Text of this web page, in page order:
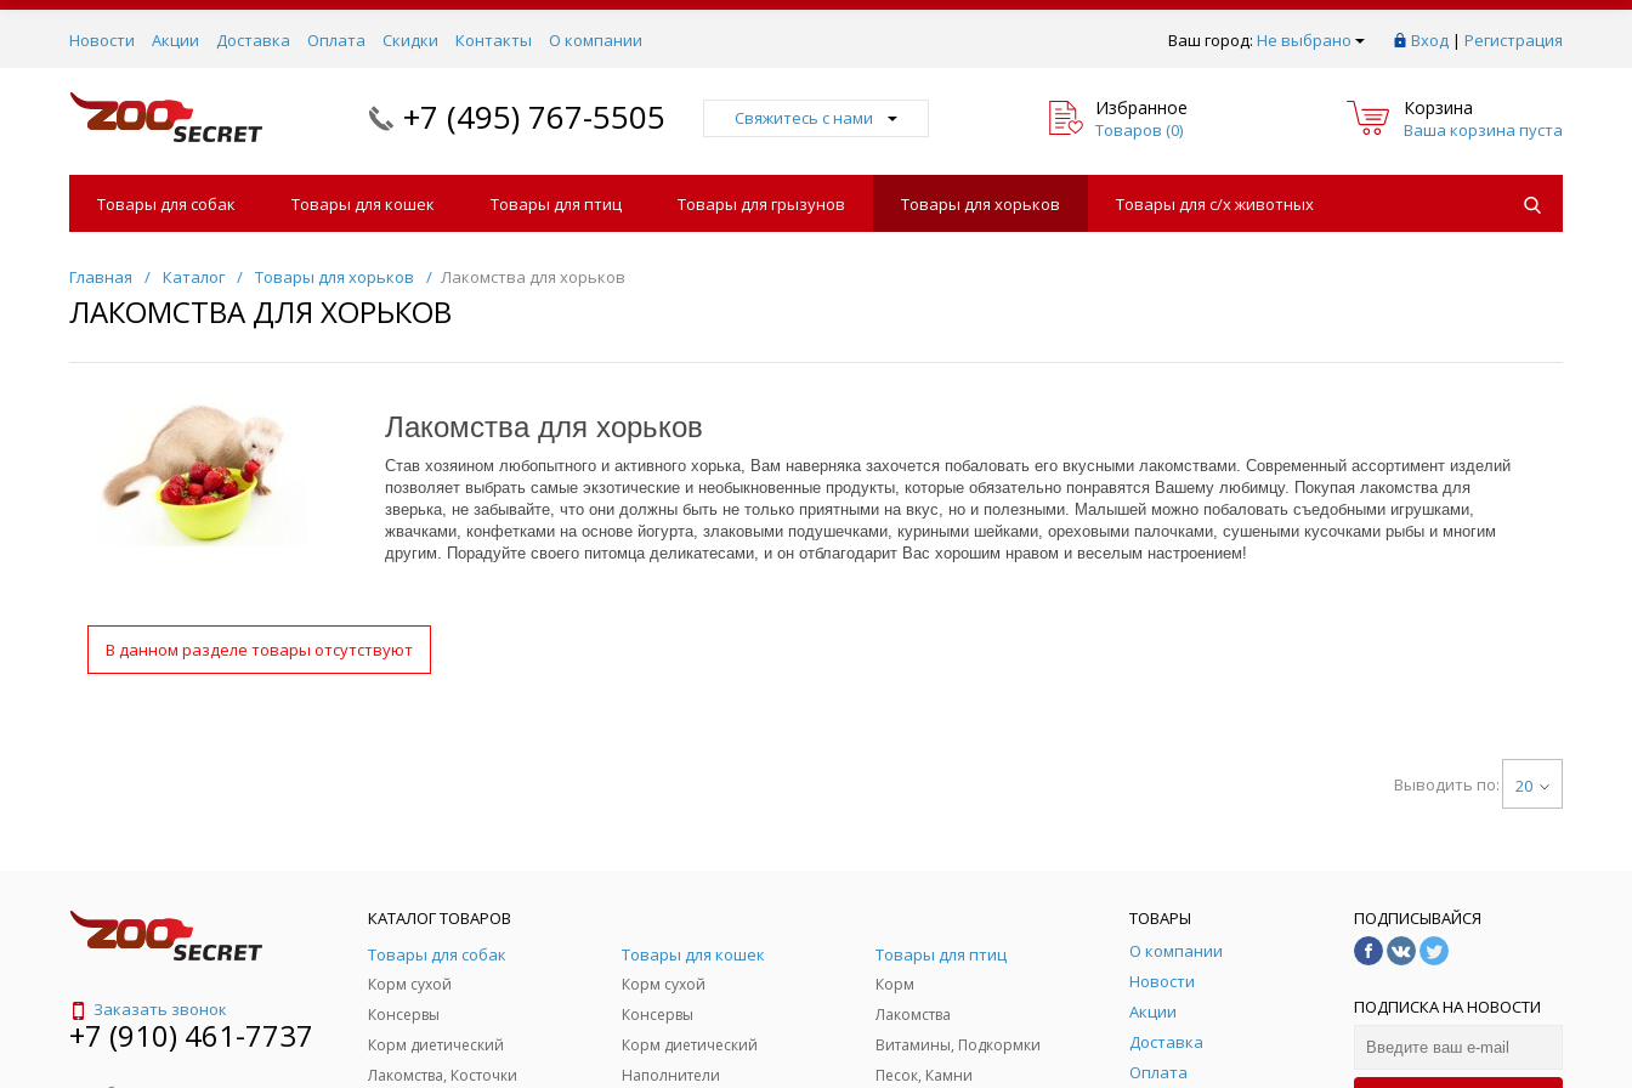
Ваш город: Не выбрано Вход | Регистрация
Новости Акции Доставка Оплата Скидки Контакты О компании
+7 (495) 767-5505 Свяжитесь с нами Избранное
Товаров (0)
Корзина
Ваша корзина пуста
Товары для собак Товары для кошек Товары для птиц Товары для грызунов Товары для хорьков Товары для с/х животных
Главная / Каталог / Товары для хорьков / Лакомства для хорьков
ЛАКОМСТВА ДЛЯ ХОРЬКОВ
Лакомства для хорьков
Став хозяином любопытного и активного хорька, Вам наверняка захочется побаловать его вкусными лакомствами. Современный ассортимент изделий
позволяет выбрать самые экзотические и необыкновенные продукты, которые обязательно понравятся Вашему любимцу. Покупая лакомства для
зверька, не забывайте, что они должны быть не только приятными на вкус, но и полезными. Малышей можно побаловать съедобными игрушками,
жвачками, конфетками на основе йогурта, злаковыми подушечками, куриными шейками, ореховыми палочками, сушеными кусочками рыбы и многим
другим. Порадуйте своего питомца деликатесами, и он отблагодарит Вас хорошим нравом и веселым настроением!
В данном разделе товары отсутствуют
Выводить по: 20
Заказать звонок
+7 (910) 461-7737
КАТАЛОГ ТОВАРОВ
Товары для собак
Корм сухой
Консервы
Корм диетический
Лакомства, Косточки
Товары для кошек
Корм сухой
Консервы
Корм диетический
Наполнители
Товары для птиц
Корм
Лакомства
Витамины, Подкормки
Песок, Камни
ТОВАРЫ
О компании
Новости
Акции
Доставка
Оплата
ПОДПИСЫВАЙСЯ
ПОДПИСКА НА НОВОСТИ